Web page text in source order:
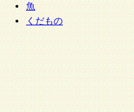
魚
くだもの